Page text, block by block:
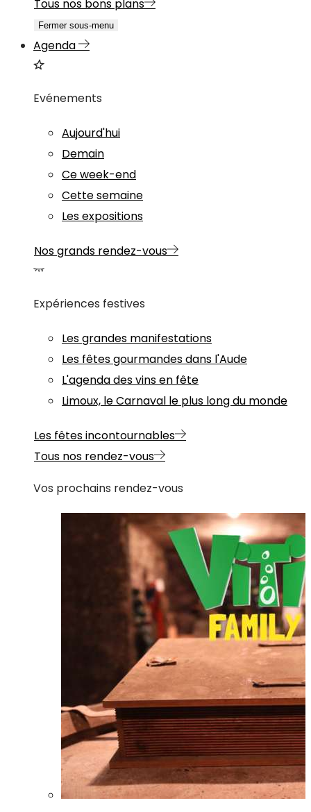
Tous nos bons plans
Fermer sous-menu
Agenda
Evénements
Aujourd'hui
Demain
Ce week-end
Cette semaine
Les expositions
Nos grands rendez-vous
Expériences festives
Les grandes manifestations
Les fêtes gourmandes dans l'Aude
L'agenda des vins en fête
Limoux, le Carnaval le plus long du monde
Les fêtes incontournables
Tous nos rendez-vous
Vos prochains rendez-vous